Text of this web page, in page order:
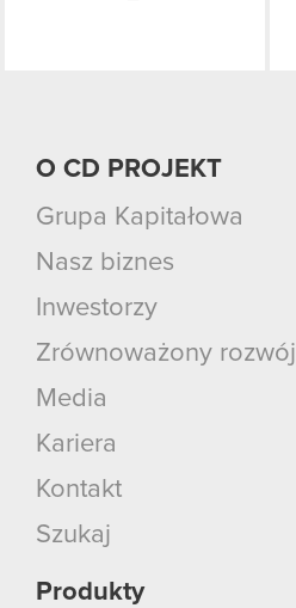
O CD PROJEKT
Grupa Kapitałowa
Nasz biznes
Inwestorzy
Zrównoważony rozwój
Media
Kariera
Kontakt
Szukaj
Produkty